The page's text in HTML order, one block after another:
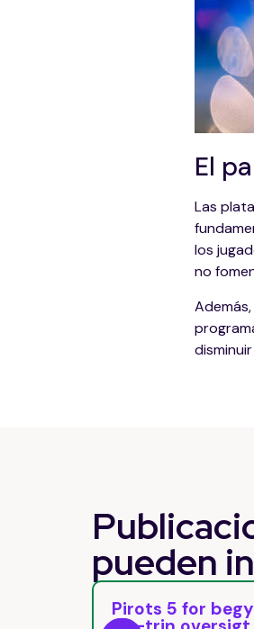
El
Las
los
no
pueden
Pirots 5